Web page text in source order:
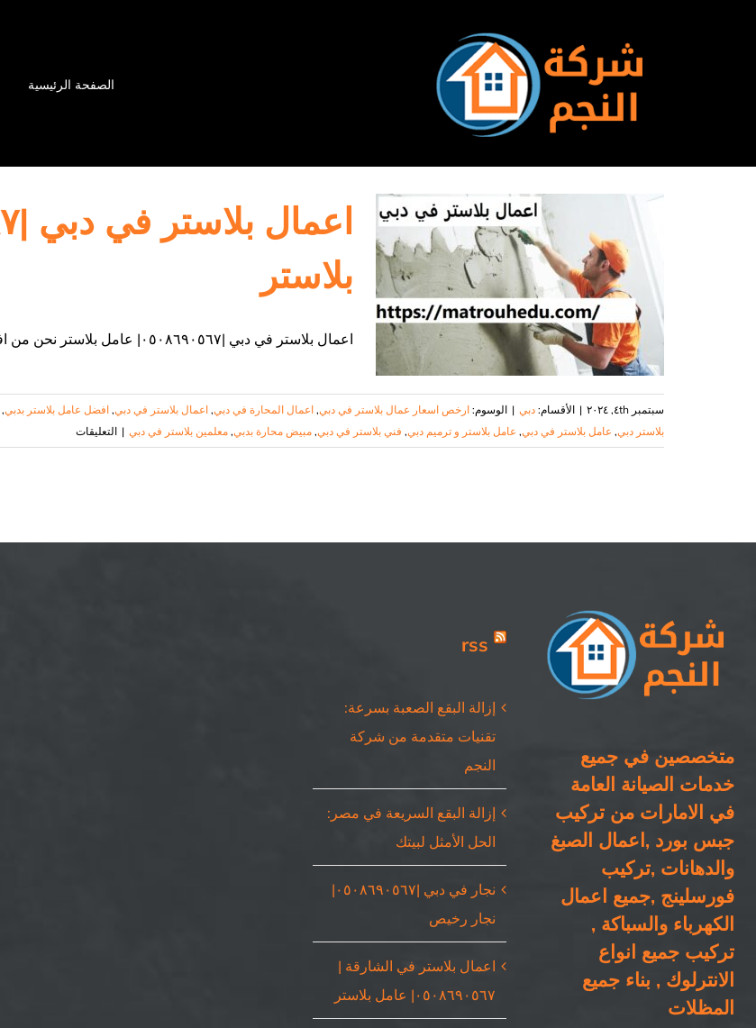
الصفحة الرئيسية
بلاستر
اعمال بلاستر في دبي |٠٥٠٨٦٩٠٥٦٧| عامل بلاستر نحن من افضل شركات المتخصصة في أعمال البلاستر
سبتمبر ٤th, ٢٠٢٤ | الأقسام: دبي | الوسوم: ارخص اسعار عمال بلاستر في دبي, اعمال المحارة في دبي, اعمال بلاستر في دبي, افضل عامل بلاستر بدبي,
بلاستر دبي, عامل بلاستر في دبي, عامل بلاستر و ترميم دبي, فني بلاستر في دبي, مبيض محارة بدبي, معلمين بلاستر في دبي | التعليقاتعلى
اعمال
متخصصين في جميع
خدمات الصيانة العامة
في الامارات من تركيب
جبس بورد ,اعمال الصبغ
والدهانات ,تركيب
فورسلينج ,جميع اعمال
الكهرباء والسباكة ,
تركيب جميع انواع
الانترلوك , بناء جميع
المظلات
rss
إزالة البقع الصعبة بسرعة:
تقنيات متقدمة من شركة
النجم
إزالة البقع السريعة في مصر:
الحل الأمثل لبيتك
نجار في دبي |٠٥٠٨٦٩٠٥٦٧|
نجار رخيص
اعمال بلاستر في الشارقة |
٠٥٠٨٦٩٠٥٦٧| عامل بلاستر